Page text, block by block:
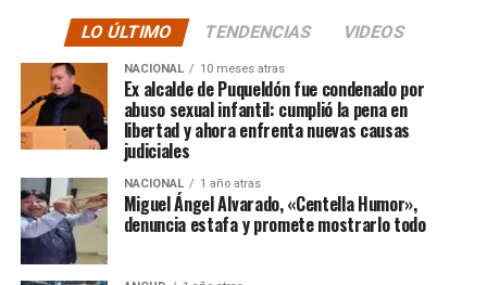
sino que se superó con creces. De hecho, el último
cómputo dado a conocer reveló la suma total de
$3.689.545.200.
Según Camila Gómez, el excedente de casi $200
millones sería destinadopara los costos médicos
asociados al suministro del Elevidys «porque los 3.500
millonessolo incluye el frasco del fármaco y no los
otros gastos relacionados con los tres meses del
tratamiento
«, indicó a Meganonoticias.cl
LO ÚLTIMO TENDENCIAS VIDEOS
NACIONAL 10 meses atras
Ex alcalde de Puqueldón fue condenado por
abuso sexual infantil: cumplió la pena en
libertad y ahora enfrenta nuevas causas
judiciales
NACIONAL 1 año atras
Miguel Ángel Alvarado, «Centella Humor»,
denuncia estafa y promete mostrarlo todo